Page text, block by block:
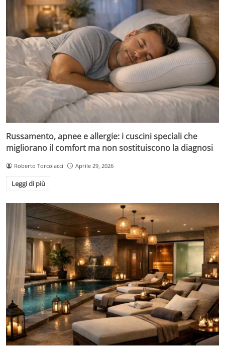
Russamento, apnee e allergie: i cuscini speciali che
migliorano il comfort ma non sostituiscono la diagnosi
Roberto Torcolacci Aprile 29, 2026
Leggi di più